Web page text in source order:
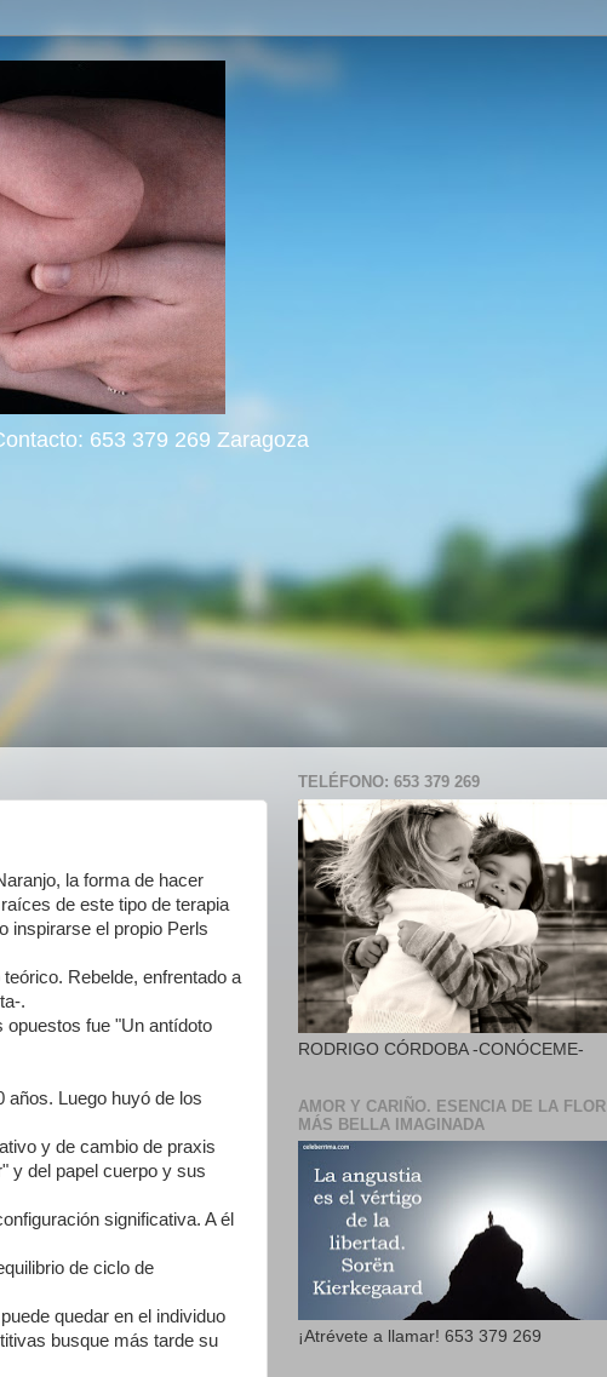
653 379 269 Zaragoza
la forma de hacer
de este tipo de terapia
inspirarse el propio Perls
Rebelde, enfrentado a
.
opuestos fue "Un antídoto
años. Luego huyó de los
y de cambio de praxis
y del papel cuerpo y sus
significativa. A él
de ciclo de
quedar en el individuo
busque más tarde su
TELÉFONO: 653 379 269
RODRIGO CÓRDOBA -CONÓCEME-
AMOR Y CARIÑO. ESENCIA DE LA FLOR
MÁS BELLA IMAGINADA
¡Atrévete a llamar! 653 379 269